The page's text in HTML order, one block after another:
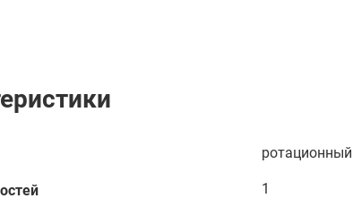
ротационный
1